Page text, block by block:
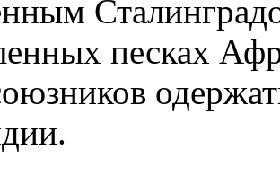
песках